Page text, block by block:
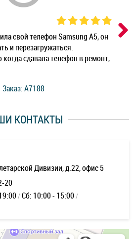
свой телефон Samsung A5, он
и перезагружаться.
сдавала телефон в ремонт,
быструю диагностику и сказал
Заказ: A7188
КОНТАКТЫ
Дивизии, д.22, офис 5
20
Сб: 10:00 - 15:00